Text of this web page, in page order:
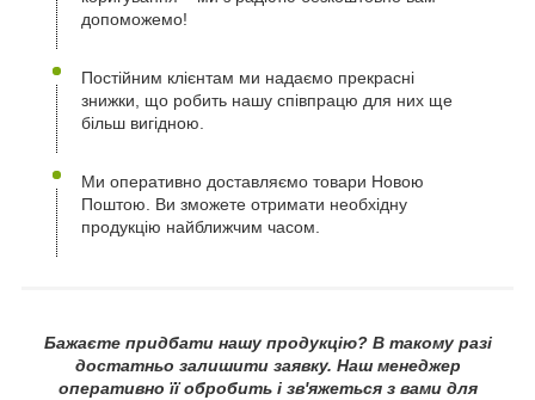
допоможемо!
Постійним клієнтам ми надаємо прекрасні
знижки, що робить нашу співпрацю для них ще
більш вигідною.
Ми оперативно доставляємо товари Новою
Поштою. Ви зможете отримати необхідну
продукцію найближчим часом.
Бажаєте придбати нашу продукцію? В такому разі
достатньо залишити заявку. Наш менеджер
оперативно її обробить і зв'яжеться з вами для